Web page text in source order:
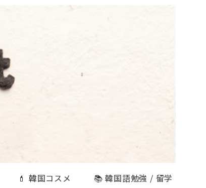
💄 韓国コスメ
📚 韓国語勉強 / 留学